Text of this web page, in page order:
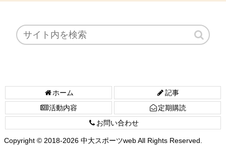
ホーム
記事
活動内容
定期購読
お問い合わせ
Copyright © 2018-2026 中大スポーツweb All Rights Reserved.